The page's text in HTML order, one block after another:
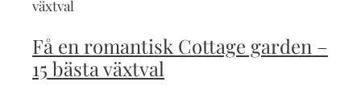
Få en romantisk Cottage garden –
15 bästa växtval